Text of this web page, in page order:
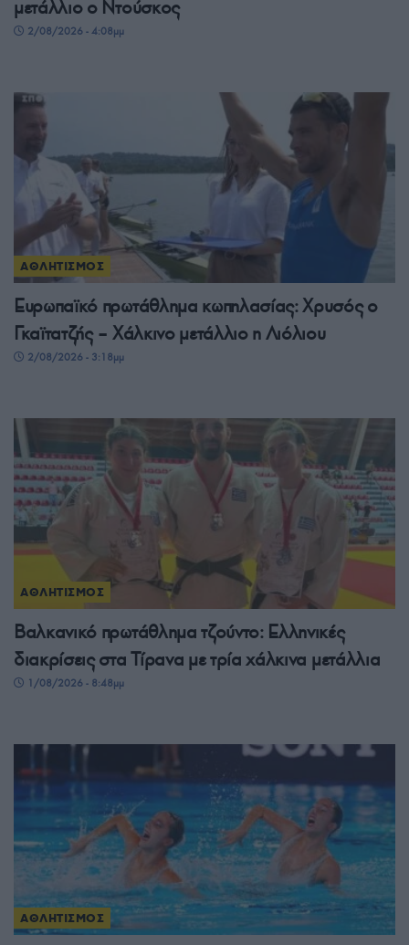
μετάλλιο ο Ντούσκος
2/08/2026 - 4:08μμ
ΑΘΛΗΤΙΣΜΟΣ
Ευρωπαϊκό πρωτάθλημα κωπηλασίας: Χρυσός ο
Γκαϊτατζής – Χάλκινο μετάλλιο η Λιόλιου
2/08/2026 - 3:18μμ
ΑΘΛΗΤΙΣΜΟΣ
Βαλκανικό πρωτάθλημα τζούντο: Ελληνικές
διακρίσεις στα Τίρανα με τρία χάλκινα μετάλλια
1/08/2026 - 8:48μμ
ΑΘΛΗΤΙΣΜΟΣ